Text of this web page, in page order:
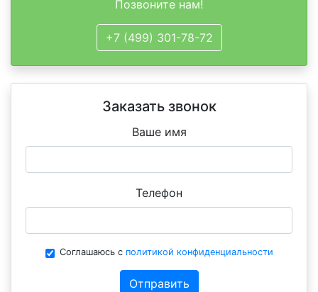
Позвоните нам!
+7 (499) 301-78-72
Заказать звонок
Ваше имя
Телефон
Соглашаюсь с политикой конфиденциальности
Отправить